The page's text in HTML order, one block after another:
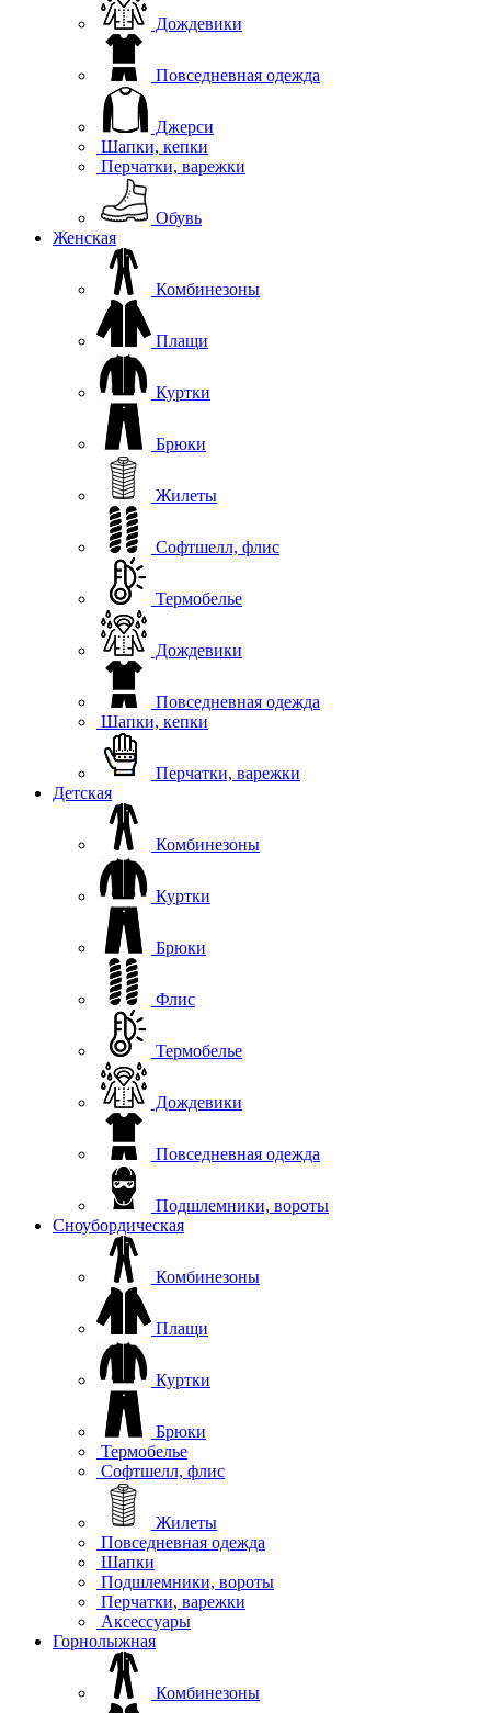
Дождевики
Повседневная одежда
Джерси
Шапки, кепки
Перчатки, варежки
Обувь
Женская
Комбинезоны
Плащи
Куртки
Брюки
Жилеты
Софтшелл, флис
Термобелье
Дождевики
Повседневная одежда
Шапки, кепки
Перчатки, варежки
Детская
Комбинезоны
Куртки
Брюки
Флис
Термобелье
Дождевики
Повседневная одежда
Подшлемники, вороты
Сноубордическая
Комбинезоны
Плащи
Куртки
Брюки
Термобелье
Софтшелл, флис
Жилеты
Повседневная одежда
Шапки
Подшлемники, вороты
Перчатки, варежки
Аксессуары
Горнолыжная
Комбинезоны